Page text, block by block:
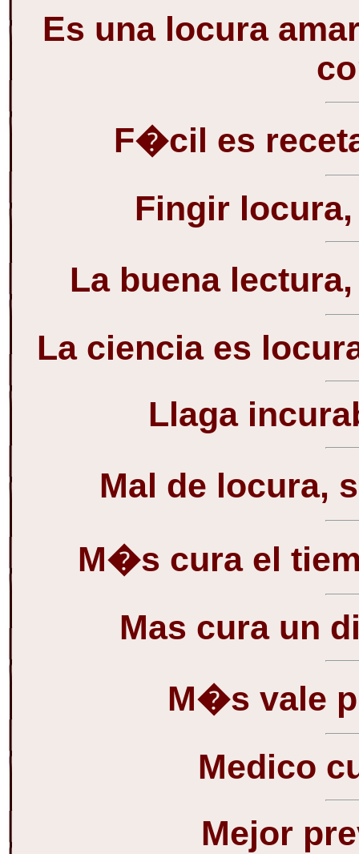
Es una locura
F�cil es
Fingir
La buena
La ciencia es
Llaga
Mal de locura,
M�s cura el
Mas cura un
M�s vale
Medico
Mejor